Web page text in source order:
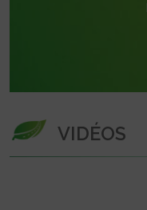
VIDÉOS